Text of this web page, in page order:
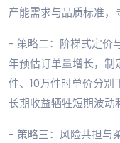
产能需求与品质标准，
- 策略二：阶梯式定价
年预估订单量增长，制
件、10万件时单价分别
长期收益牺牲短期波动
- 策略三：风险共担与